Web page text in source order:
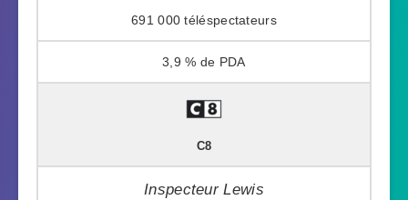
691 000
3,9 %
C8
Inspecteur Lewis